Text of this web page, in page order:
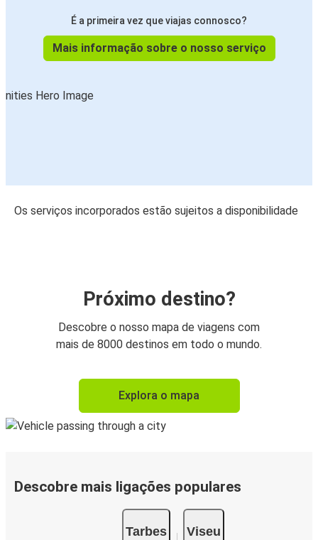
É a primeira vez que viajas connosco?
Mais informação sobre o nosso serviço
Os serviços incorporados estão sujeitos a disponibilidade
Próximo destino?
Descobre o nosso mapa de viagens com
mais de 8000 destinos em todo o mundo.
Explora o mapa
Descobre mais ligações populares
Tarbes Viseu